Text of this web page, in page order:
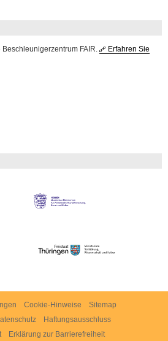
Beschleunigerzentrum FAIR.
Erfahren Sie
Cookie-Hinweise
Sitemap
Haftungsausschluss
Erklärung zur Barrierefreiheit